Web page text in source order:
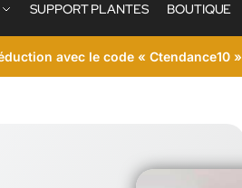
SUPPORT PLANTES BOUTIQUE
avec le code « Ctendance10 »